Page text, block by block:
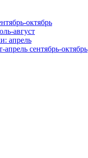
октябрь
август
апрель
апрель сентябрь-октябрь